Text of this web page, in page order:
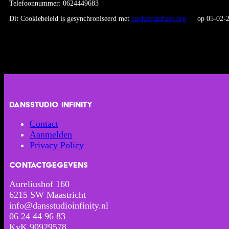
Telefoonnummer: 0624449683
Dit Cookiebeleid is gesynchroniseerd met cookiedatabase.org op 05-02-
Dansstudio Infinity
Contact
Aanmelden
Privacy Policy
Contactgegevens
Aureliushof 160
6215 SW Maastricht
info@dansstudioinfinity.nl
06 24 44 96 83
KvK 90929578